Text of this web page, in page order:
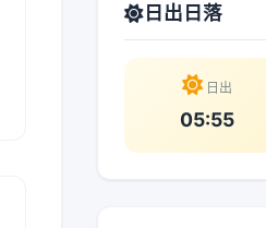
日出日落
日出
05:55